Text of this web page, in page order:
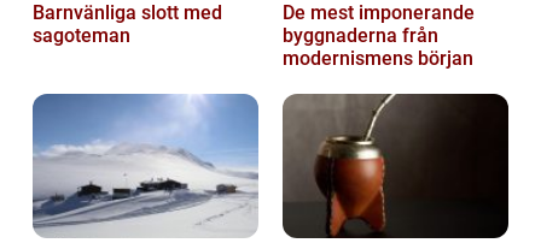
Barnvänliga slott med
sagoteman
De mest imponerande
byggnaderna från
modernismens början